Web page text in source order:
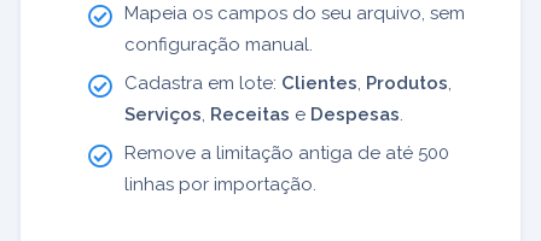
Mapeia os campos do seu arquivo, sem
configuração manual.
Cadastra em lote: Clientes Produtos
Serviços Receitas e Despesas
Remove a limitação antiga de até 500
linhas por importação.